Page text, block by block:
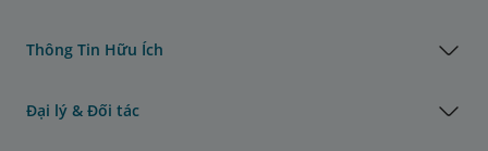
Thông Tin Hữu Ích
Đại lý & Đối tác